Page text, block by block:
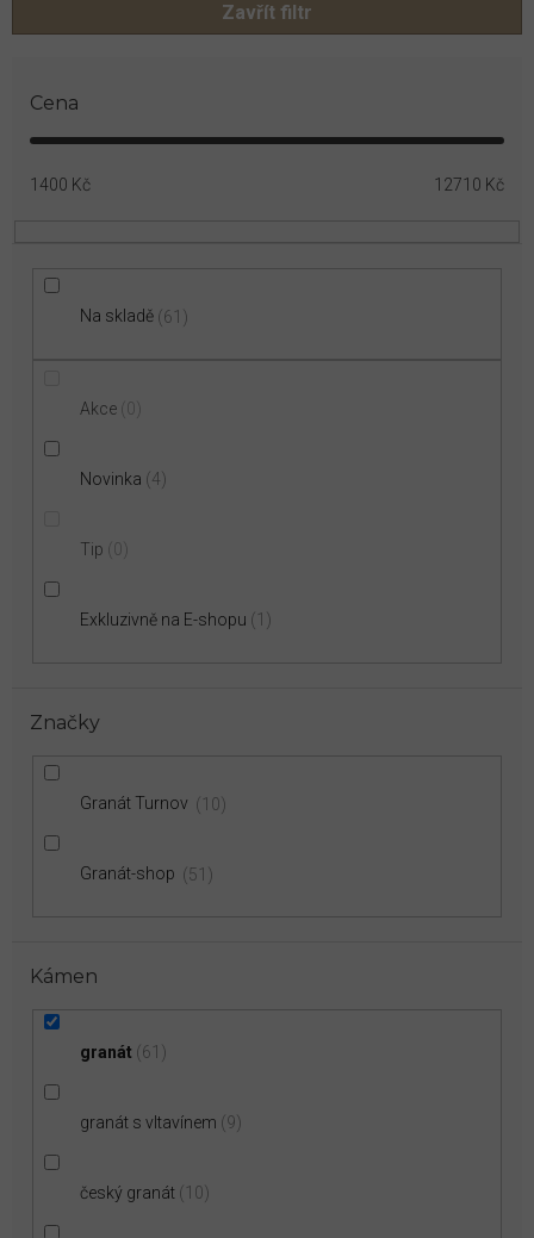
í
Zavřít filtr
Cena
1400 Kč 12710 Kč
Na skladě 61
Akce 0
Novinka 4
Tip 0
Exkluzivně na E-shopu 1
Značky
Granát Turnov 10
Granát-shop 51
Kámen
granát 61
granát s vltavínem 9
český granát 10